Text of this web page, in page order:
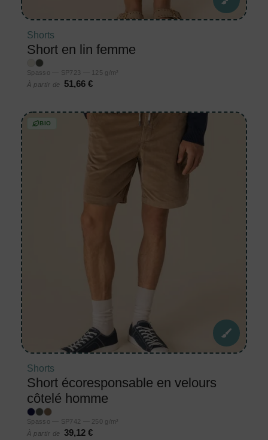
Shorts
Short en lin femme
Spasso — SP723 — 125 g/m²
À partir de
51,66 €
BIO
Shorts
Short écoresponsable en velours
côtelé homme
Spasso — SP742 — 250 g/m²
À partir de
39,12 €